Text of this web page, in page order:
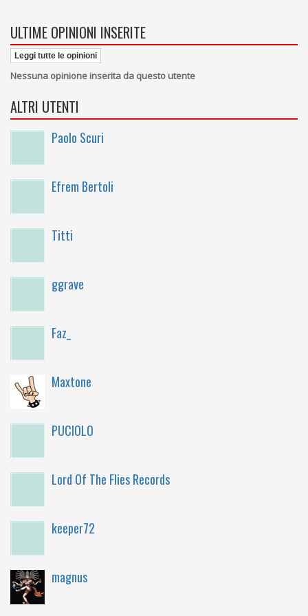
ULTIME OPINIONI INSERITE
Leggi tutte le opinioni
Nessuna opinione inserita da questo utente
ALTRI UTENTI
Paolo Scuri
Efrem Bertoli
Titti
ggrave
Faz_
Maxtone
PUCIOLO
Lord Of The Flies Records
keeper72
magnus